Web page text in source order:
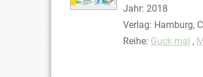
Jahr: 2018
Verlag: Hamburg,
Reihe: Guck mal ,